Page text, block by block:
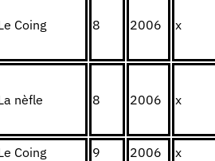
Coing 8 2006 x
nèfle 8 2006 x
Coing 9 2006
x